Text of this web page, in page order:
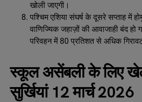
खोली जाएगी।
पश्चिम एशिया संघर्ष के दूसरे सप्ताह में
वाणिज्यिक जहाज़ों की आवाजाही बंद हो
परिवहन में 80 प्रतिशत से अधिक
स्कूल असेंबली के लिए
सुर्खियां 12 मार्च 2026